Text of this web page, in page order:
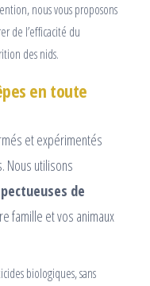
nous vous proposons
de l’efficacité du
des nids.
en toute
et expérimentés
Nous utilisons
de
famille et vos animaux
biologiques, sans